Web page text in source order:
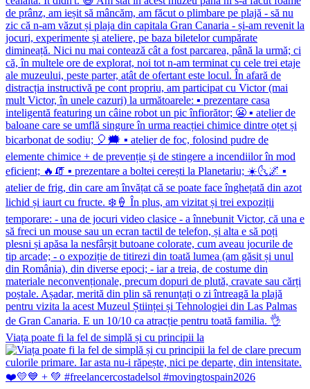
Viața poate fi la fel de simplă și cu principii la